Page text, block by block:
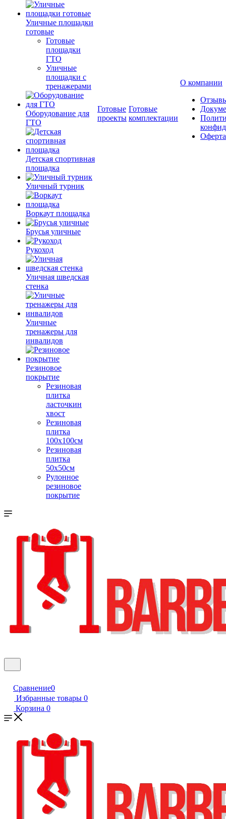
Уличные площадки
готовые
Готовые
площадки
ГТО
Уличные
площадки с
тренажерами
Оборудование для
ГТО
Детская спортивная
площадка
Уличный турник
Воркаут площадка
Брусья уличные
Рукоход
Уличная шведская
стенка
Уличные
тренажеры для
инвалидов
Резиновое
покрытие
Резиновая
плитка
ласточкин
хвост
Резиновая
плитка
100х100см
Резиновая
плитка
50х50см
Рулонное
резиновое
покрытие
Готовые
проекты
Готовые
комплектации
О компании
Оферта
Сравнение0
Избранные товары 0
Корзина 0